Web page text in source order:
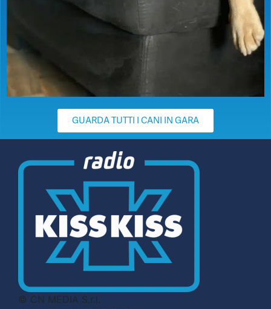
GUARDA TUTTI I CANI IN GARA
© CN MEDIA S.r.l.